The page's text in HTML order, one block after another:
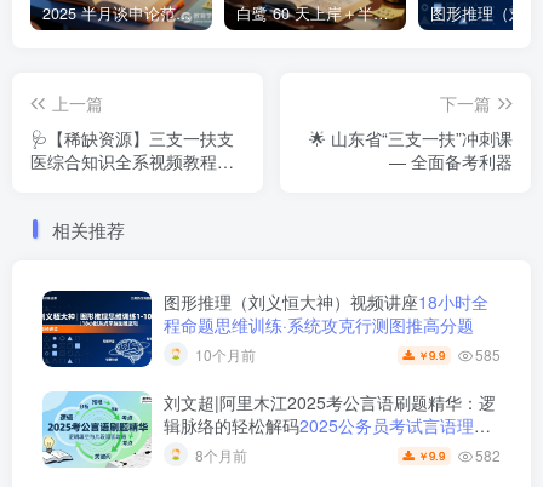
2025 半月谈申论范文宝典 | 236 页高分范文与深度点评，一本掌握公文 +大作文 +核心主题2025 半月谈申论范文宝典：236 页范文 + 实战训练 +高分模板 白鹭 60 天上岸＋半月谈整体笔记集结 | 2024–2025 年申论思维全盘梳理白鹭半月谈申论笔记全集：60天上岸＋大作文＋小题＋解题总结
上一篇
🩺【稀缺资源】三支一扶支
医综合知识全系视频教程｜
下一篇
🌟 山东省“三支一扶”冲刺课
— 全面备考利器
相关推荐
图形推理（刘义恒大神）视频讲座18小时全
程命题思维训练·系统攻克行测图推高分题
10个月前 ￥9.9 585
刘文超|阿里木江2025考公言语刷题精华：逻
辑脉络的轻松解码2025公务员考试言语理解
刷题视频课程
8个月前 ￥9.9 582